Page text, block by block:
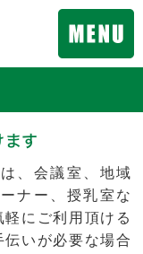
す
、会議室、地域
ナー、授乳室な
にご利用頂ける
いが必要な場合